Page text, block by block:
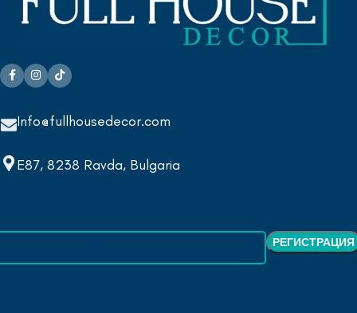
Info@fullhousedecor.com
E87, 8238 Ravda, Bulgaria